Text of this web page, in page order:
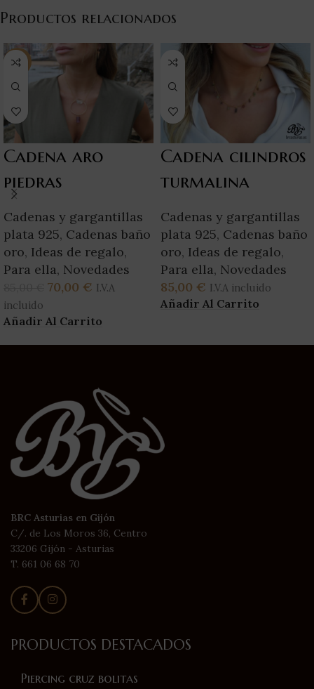
Productos relacionados
-18%
Cadena aro
piedras
Cadenas y gargantillas
plata 925, Cadenas baño
oro, Ideas de regalo,
Para ella, Novedades
70,00 € I.V.A
incluido
Añadir Al Carrito
Cadena cilindros
turmalina
Cadenas y gargantillas
plata 925, Cadenas baño
oro, Ideas de regalo,
Para ella, Novedades
85,00 € I.V.A incluido
Añadir Al Carrito
BRC Asturias en Gijón
C/. de Los Moros 36, Centro
33206 Gijón - Asturias
T. 661 06 68 70
PRODUCTOS DESTACADOS
Piercing cruz bolitas